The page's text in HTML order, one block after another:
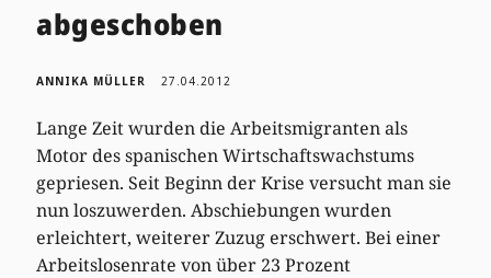
abgeschoben
ANNIKA MÜLLER 27.04.2012
Lange Zeit wurden die Arbeitsmigranten als
Motor des spanischen Wirtschaftswachstums
gepriesen. Seit Beginn der Krise versucht man sie
nun loszuwerden. Abschiebungen wurden
erleichtert, weiterer Zuzug erschwert. Bei einer
Arbeitslosenrate von über 23 Prozent